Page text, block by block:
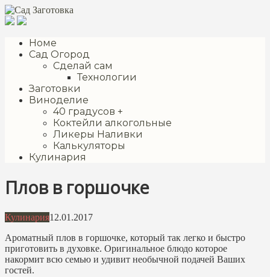
Перейти
к
Номе
Сад Огород
Сделай сам
Технологии
Заготовки
Виноделие
40 градусов +
Коктейли алкогольные
Ликеры Наливки
Калькуляторы
Кулинария
Плов в горшочке
Кулинария12.01.2017
Ароматный плов в горшочке, который так легко и быстро
приготовить в духовке. Оригинальное блюдо которое
накормит всю семью и удивит необычной подачей Ваших
гостей.